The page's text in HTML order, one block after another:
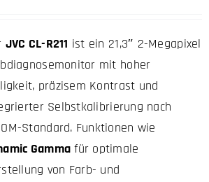
JVC CL-R211 ist ein 21,3″ 2-Megapixel
mit hoher
präzisem Kontrast und
Selbstkalibrierung nach
Standard. Funktionen wie
Gamma für optimale
von Farb- und